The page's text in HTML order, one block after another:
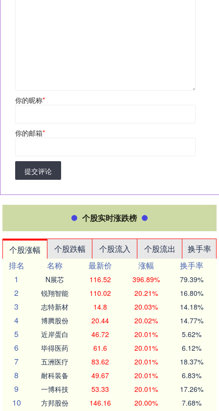
你的昵称*
你的邮箱*
提交评论
个股实时涨跌榜
个股涨幅 个股跌幅 个股流入 个股流出
换手率
排名
名称 最新价 涨幅
换手率
1
N展芯 116.52 396.89% 79.39%
2 锐翔智能 110.02 20.21% 16.80%
3 志特新材 14.8 20.03% 14.18%
4 博腾股份 20.44 20.02% 14.77%
5 近岸蛋白 46.72 20.01% 5.62%
6 毕得医药 61.6 20.01% 6.12%
7 五洲医疗 83.62 20.01% 18.37%
8 耐科装备 49.67 20.01% 6.83%
9 一博科技 53.33 20.01% 17.26%
10 方邦股份 146.16 20.00% 7.68%